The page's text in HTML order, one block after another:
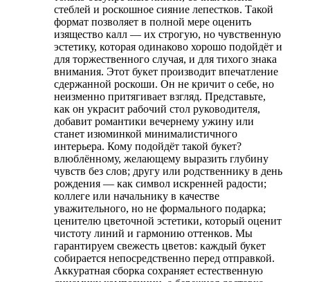
стеблей и роскошное сияние лепестков. Такой
формат позволяет в полной мере оценить
изящество калл — их строгую, но чувственную
эстетику, которая одинаково хорошо подойдёт и
для торжественного случая, и для тихого знака
внимания. Этот букет производит впечатление
сдержанной роскоши. Он не кричит о себе, но
неизменно притягивает взгляд. Представьте,
как он украсит рабочий стол руководителя,
добавит романтики вечернему ужину или
станет изюминкой минималистичного
интерьера. Кому подойдёт такой букет?
влюблённому, желающему выразить глубину
чувств без слов; другу или родственнику в день
рождения — как символ искренней радости;
коллеге или начальнику в качестве
уважительного, но не формального подарка;
ценителю цветочной эстетики, который оценит
чистоту линий и гармонию оттенков. Мы
гарантируем свежесть цветов: каждый букет
собирается непосредственно перед отправкой.
Аккуратная сборка сохраняет естественную